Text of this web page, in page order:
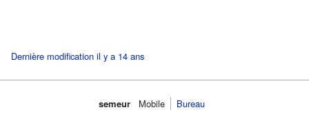
Dernière modification il y a 14 ans
semeur Mobile Bureau